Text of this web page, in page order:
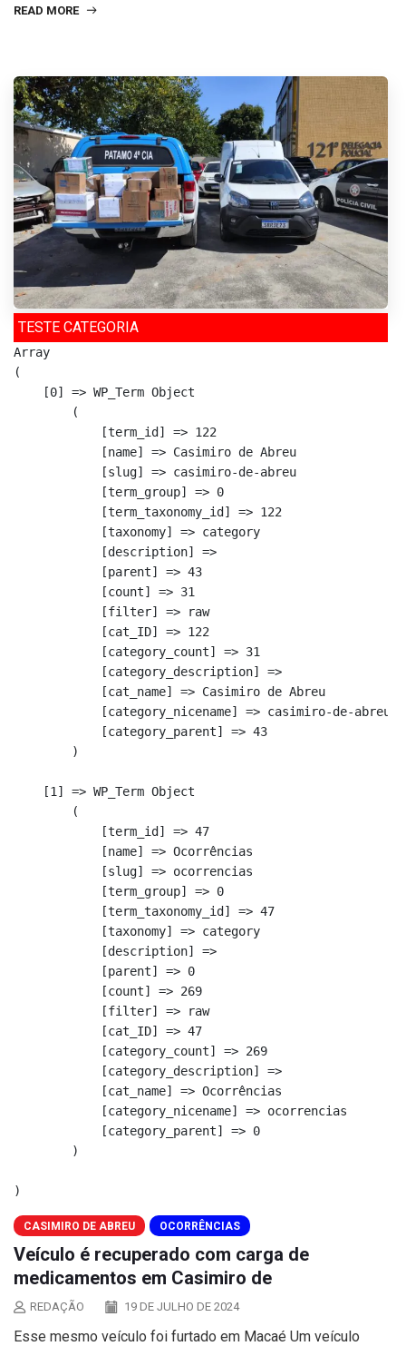
READ MORE
TESTE CATEGORIA
Array
(
    [0] => WP_Term Object
        (
            [term_id] => 122
            [name] => Casimiro de Abreu
            [slug] => casimiro-de-abreu
            [term_group] => 0
            [term_taxonomy_id] => 122
            [taxonomy] => category
            [description] =>
            [parent] => 43
            [count] => 31
            [filter] => raw
            [cat_ID] => 122
            [category_count] => 31
            [category_description] =>
            [cat_name] => Casimiro de Abreu
            [category_nicename] => casimiro-de-abreu
            [category_parent] => 43
        )
    [1] => WP_Term Object
        (
            [term_id] => 47
            [name] => Ocorrências
            [slug] => ocorrencias
            [term_group] => 0
            [term_taxonomy_id] => 47
            [taxonomy] => category
            [description] =>
            [parent] => 0
            [count] => 269
            [filter] => raw
            [cat_ID] => 47
            [category_count] => 269
            [category_description] =>
            [cat_name] => Ocorrências
            [category_nicename] => ocorrencias
            [category_parent] => 0
        )
CASIMIRO DE ABREU OCORRÊNCIAS
Veículo é recuperado com carga de
medicamentos em Casimiro de
REDAÇÃO 19 DE JULHO DE 2024
Esse mesmo veículo foi furtado em Macaé Um veículo